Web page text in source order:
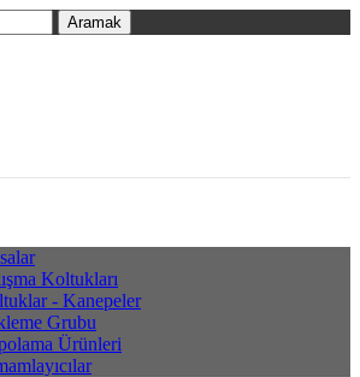
Aramak
Koltukları
- Kanepeler
Grubu
Ürünleri